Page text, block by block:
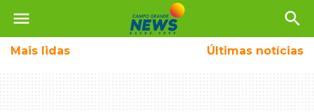
menu search
Mais lidas Últimas notícias